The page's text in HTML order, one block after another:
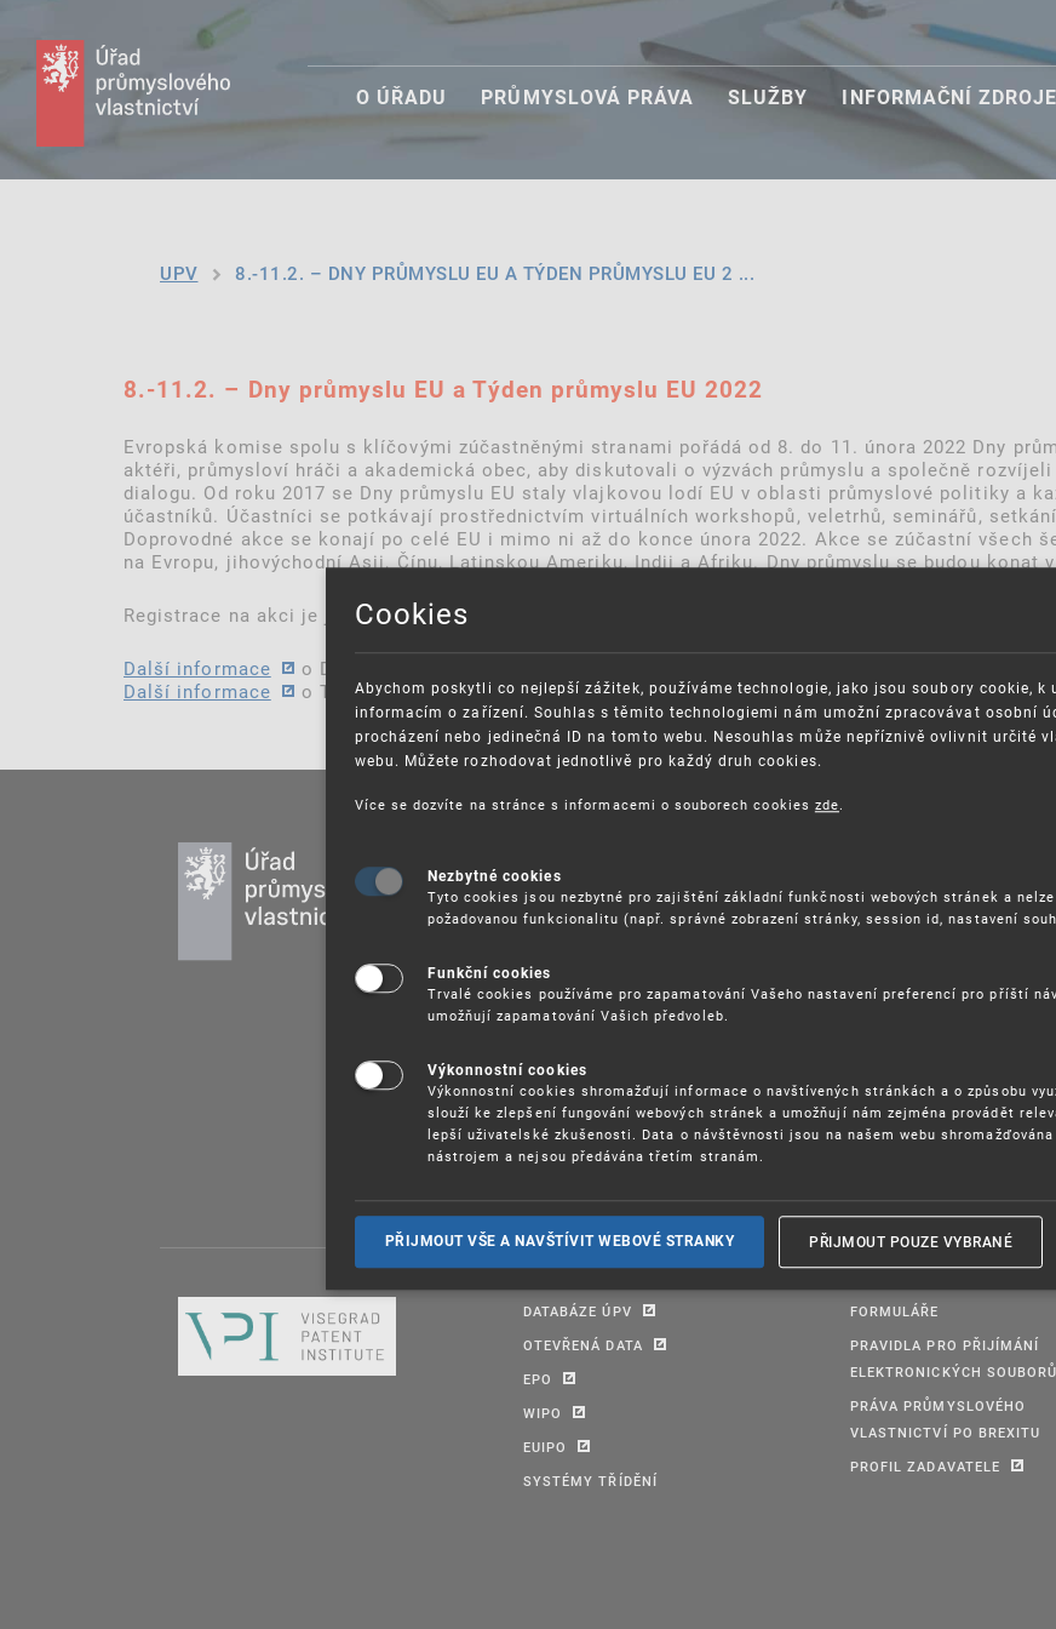
O ÚŘADU PRŮMYSLOVÁ PRÁVA SLUŽBY INFORMAČNÍ ZDROJE
UPV 8.-11.2. – DNY PRŮMYSLU EU A TÝDEN PRŮMYSLU EU 2 ...
8.-11.2. – Dny průmyslu EU a Týden průmyslu EU 2022
Evropská komise spolu s klíčovými zúčastněnými stranami pořádá od 8. do 11. února 2022 Dny
aktéři, průmysloví hráči a akademická obec, aby diskutovali o výzvách průmyslu a společně
dialogu. Od roku 2017 se Dny průmyslu EU staly vlajkovou lodí EU v oblasti průmyslové politiky a
účastníků. Účastníci se potkávají prostřednictvím virtuálních workshopů, veletrhů, seminářů,
Doprovodné akce se konají po celé EU i mimo ni až do konce února 2022. Akce se zúčastní všech
na Evropu, jihovýchodní Asii, Čínu, Latinskou Ameriku, Indii a Afriku. Dny průmyslu se budou konat
Registrace na akci je již otevřena.
Další informace
o Dnech průmyslu EU
Další informace
o Týdnu průmyslu EU
DUŠEVNÍMU VLASTNICTVÍ
UŽITEČNÉ ODKAZY
VZDĚLÁVÁNÍ
PRÁVNÍ PŘEDPISY
ORGANIZAČNÍ SCHÉMA
ISO CERTIFIKÁTY KVALITY
FAQ
DATABÁZE ÚPV
OTEVŘENÁ DATA
EPO
WIPO
EUIPO
SYSTÉMY TŘÍDĚNÍ
FORMULÁŘE
PRAVIDLA PRO PŘIJÍMÁNÍ
ELEKTRONICKÝCH SOUBORŮ
PRÁVA PRŮMYSLOVÉHO
VLASTNICTVÍ PO BREXITU
PROFIL ZADAVATELE
Cookies
Abychom poskytli co nejlepší zážitek, používáme technologie, jako jsou soubory cookie,
informacím o zařízení. Souhlas s těmito technologiemi nám umožní zpracovávat osobní
procházení nebo jedinečná ID na tomto webu. Nesouhlas může nepříznivě ovlivnit určité
webu. Můžete rozhodovat jednotlivě pro každý druh cookies.
Více se dozvíte na stránce s informacemi o souborech cookies zde.
Nezbytné cookies
Tyto cookies jsou nezbytné pro zajištění základní funkčnosti webových stránek a
požadovanou funkcionalitu (např. správné zobrazení stránky, session id, nastavení
Funkční cookies
Trvalé cookies používáme pro zapamatování Vašeho nastavení preferencí pro příští
umožňují zapamatování Vašich předvoleb.
Výkonnostní cookies
Výkonnostní cookies shromažďují informace o navštívených stránkách a o způsobu
slouží ke zlepšení fungování webových stránek a umožňují nám zejména provádět
lepší uživatelské zkušenosti. Data o návštěvnosti jsou na našem webu
nástrojem a nejsou předávána třetím stranám.
PŘIJMOUT VŠE A NAVŠTÍVIT WEBOVÉ STRANKY PŘIJMOUT POUZE VYBRANÉ